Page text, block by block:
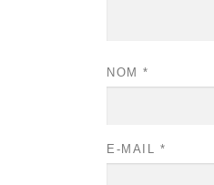
NOM *
E-MAIL *